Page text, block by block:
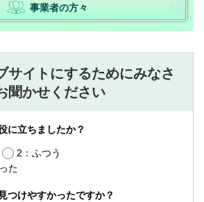
事業者の方々
サイトにするためにみなさ
聞かせください
に立ちましたか？
2：ふつう
た
つけやすかったですか？